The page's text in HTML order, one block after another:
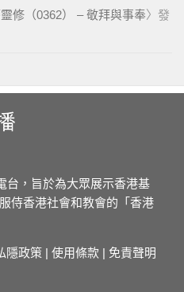
修（0362） – 敬拜與事奉〉發
台，旨於為大眾展示香港基
侍香港社會和教會的「香港
隱政策 | 使用條款 | 免責聲明